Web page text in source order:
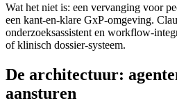
Wat het niet is: een vervanging voor
een kant-en-klare GxP-omgeving.
onderzoeksassistent en workflow-
of klinisch dossier-systeem.
De architectuur:
aansturen